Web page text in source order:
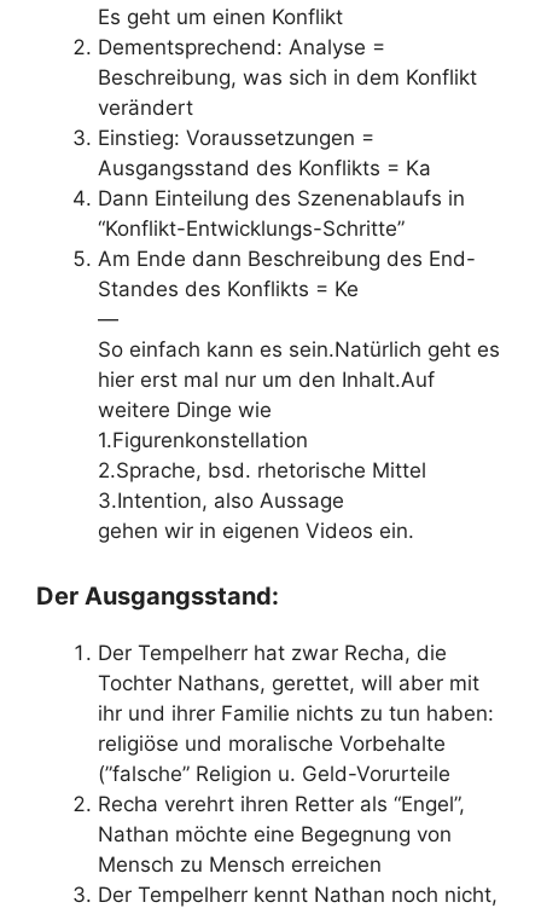
Es geht um einen Konflikt
Dementsprechend: Analyse =
Beschreibung, was sich in dem Konflikt
verändert
Einstieg: Voraussetzungen =
Ausgangsstand des Konflikts = Ka
Dann Einteilung des Szenenablaufs in
“Konflikt-Entwicklungs-Schritte”
Am Ende dann Beschreibung des End-
Standes des Konflikts = Ke
—
So einfach kann es sein.Natürlich geht es
hier erst mal nur um den Inhalt.Auf
weitere Dinge wie
1.Figurenkonstellation
2.Sprache, bsd. rhetorische Mittel
3.Intention, also Aussage
gehen wir in eigenen Videos ein.
Der Ausgangsstand:
Der Tempelherr hat zwar Recha, die
Tochter Nathans, gerettet, will aber mit
ihr und ihrer Familie nichts zu tun haben:
religiöse und moralische Vorbehalte
(”falsche” Religion u. Geld-Vorurteile
Recha verehrt ihren Retter als “Engel”,
Nathan möchte eine Begegnung von
Mensch zu Mensch erreichen
Der Tempelherr kennt Nathan noch nicht,